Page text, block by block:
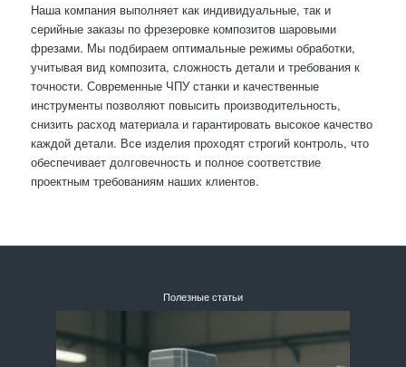
Наша компания выполняет как индивидуальные, так и
серийные заказы по фрезеровке композитов шаровыми
фрезами. Мы подбираем оптимальные режимы обработки,
учитывая вид композита, сложность детали и требования к
точности. Современные ЧПУ станки и качественные
инструменты позволяют повысить производительность,
снизить расход материала и гарантировать высокое качество
каждой детали. Все изделия проходят строгий контроль, что
обеспечивает долговечность и полное соответствие
проектным требованиям наших клиентов.
Полезные статьи